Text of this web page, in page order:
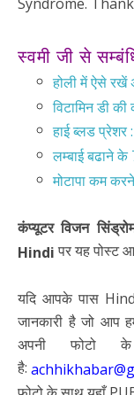
स्वमी जी से
होली में ऐसे रखें
विटामिन डी
हाई ब्लड प्रेशर
लम्बाई बढाने के
मोटापा कम
कंप्यूटर विजन
Hindiपर यह पोस्ट
यदि आपके पास
जानकारी है जो आप
अपनी फोटो
है: